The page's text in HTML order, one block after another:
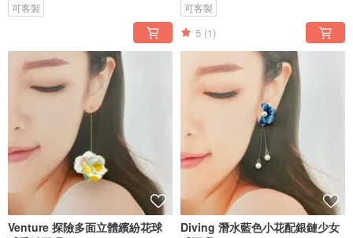
可客製 可客製
5 (1)
Venture 探險多面立體繽紛花球
Diving 潛水藍色小花配銀鏈少女